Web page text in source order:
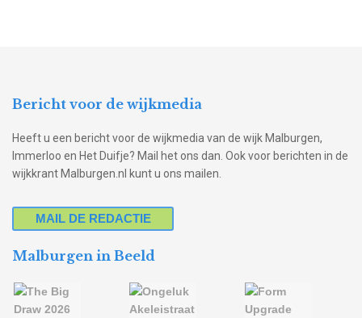
Bericht voor de wijkmedia
Heeft u een bericht voor de wijkmedia van de wijk Malburgen,
Immerloo en Het Duifje? Mail het ons dan. Ook voor berichten in de
wijkkrant Malburgen.nl kunt u ons mailen.
MAIL DE REDACTIE
Malburgen in Beeld